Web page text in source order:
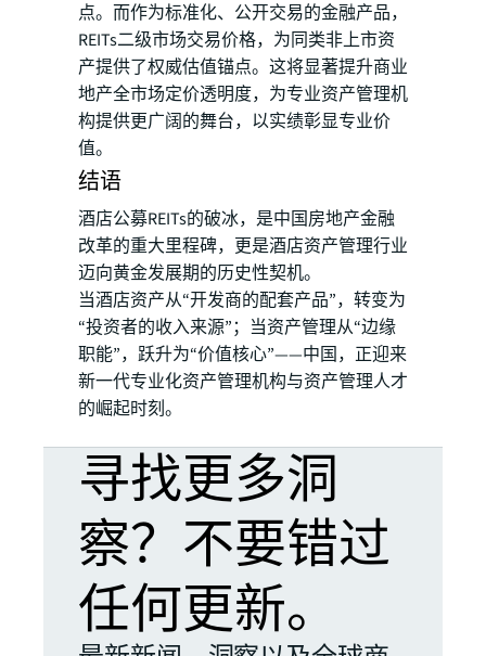
点。而作为标准化、公开交易的金融产品，
REITs二级市场交易价格，为同类非上市资
产提供了权威估值锚点。这将显著提升商业
地产全市场定价透明度，为专业资产管理机
构提供更广阔的舞台，以实绩彰显专业价
值。
结语
酒店公募REITs的破冰，是中国房地产金融
改革的重大里程碑，更是酒店资产管理行业
迈向黄金发展期的历史性契机。
当酒店资产从“开发商的配套产品”，转变为
“投资者的收入来源”；当资产管理从“边缘
职能”，跃升为“价值核心”——中国，正迎来
新一代专业化资产管理机构与资产管理人才
的崛起时刻。
寻找更多洞
察？不要错过
任何更新。